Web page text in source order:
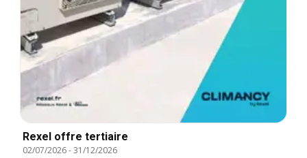
Rexel offre tertiaire
02/07/2026-31/12/2026